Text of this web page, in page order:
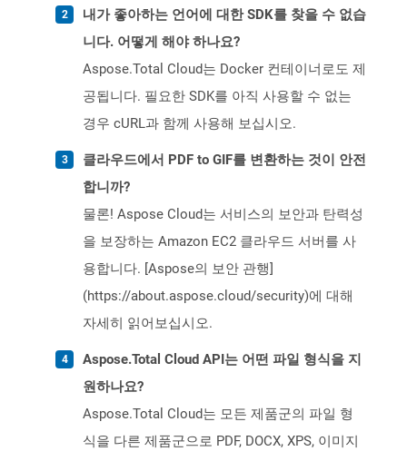
내가 좋아하는 언어에 대한 SDK를 찾을 수 없습
니다. 어떻게 해야 하나요?
Aspose.Total Cloud는 Docker 컨테이너로도 제
공됩니다. 필요한 SDK를 아직 사용할 수 없는
경우 cURL과 함께 사용해 보십시오.
클라우드에서 PDF to GIF를 변환하는 것이 안전
합니까?
물론! Aspose Cloud는 서비스의 보안과 탄력성
을 보장하는 Amazon EC2 클라우드 서버를 사
용합니다. [Aspose의 보안 관행]
(https://about.aspose.cloud/security)에 대해
자세히 읽어보십시오.
Aspose.Total Cloud API는 어떤 파일 형식을 지
원하나요?
Aspose.Total Cloud는 모든 제품군의 파일 형
식을 다른 제품군으로 PDF, DOCX, XPS, 이미지